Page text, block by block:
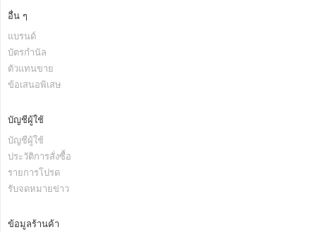
อื่น ๆ
แบรนด์
บัตรกำนัล
ตัวแทนขาย
ข้อเสนอพิเสษ
บัญชีผู้ใช้
บัญชีผู้ใช้
ประวัติการสั่งซื้อ
รายการโปรด
รับจดหมายข่าว
ข้อมูลร้านค้า